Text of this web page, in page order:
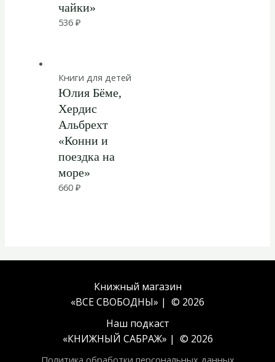
чайки»
536₽
Книги для детей
Юлия Бёме,
Хердис
Альбрехт
«Конни и
поездка на
море»
660₽
Книжный магазин
«ВСЕ СВОБОДНЫ» | © 2026
Наш подкаст
«КНИЖНЫЙ САБРАЖ» | © 2026
Политика обработки персональных данных